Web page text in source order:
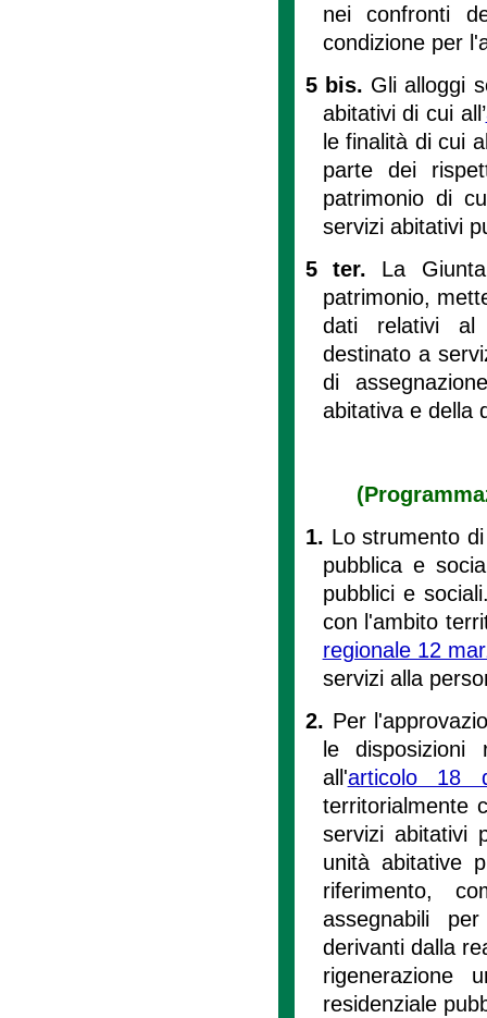
nei confronti
condizione per
5 bis. Gli alloggi
abitativi di cui all’
le finalità di cui
parte dei
patrimonio di
servizi abitativi
5 ter. La
patrimonio,
dati relativi al
destinato a
di
abitativa e della
1. Lo strumento
pubblica e
pubblici e
con l'ambito
regionale 12
servizi alla
2. Per
le
all'articolo 18
territorialmente
servizi abitativi
unità abitative
riferimento,
assegnabili
derivanti dalla
rigenerazione
residenziale